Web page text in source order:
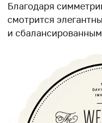
Благодаря
смотрится
и